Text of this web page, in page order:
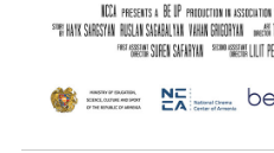
Ավելին …